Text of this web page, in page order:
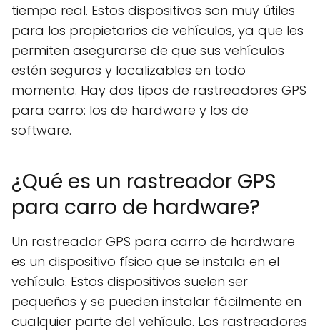
tiempo real. Estos dispositivos son muy útiles
para los propietarios de vehículos, ya que les
permiten asegurarse de que sus vehículos
estén seguros y localizables en todo
momento. Hay dos tipos de rastreadores GPS
para carro: los de hardware y los de
software.
¿Qué es un rastreador GPS
para carro de hardware?
Un rastreador GPS para carro de hardware
es un dispositivo físico que se instala en el
vehículo. Estos dispositivos suelen ser
pequeños y se pueden instalar fácilmente en
cualquier parte del vehículo. Los rastreadores